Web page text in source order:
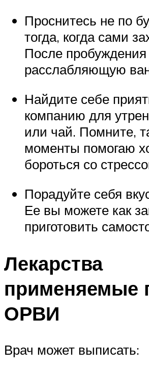
Проснитесь не по
тогда, когда сами
После
расслабляющую
Найдите себе
компанию для
или чай. Помните,
моменты помогаю
бороться со
Порадуйте себя
Ее вы можете как
приготовить
Лекарства
применяемые
ОРВИ
Врач может выписать: